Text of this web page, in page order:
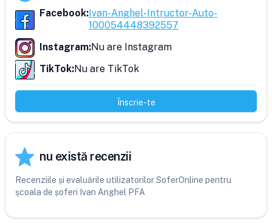
Facebook:Ivan-Anghel-Intructor-Auto-
100054448392557
Instagram:Nu are Instagram
TikTok:Nu are TikTok
Înscrie-te
nu există recenzii
Recenziile și evaluările utilizatorilor SoferOnline pentru
școala de șoferi Ivan Anghel PFA